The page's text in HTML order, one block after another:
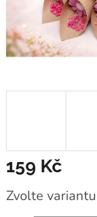
159 Kč
cena:
Zvolte variantu